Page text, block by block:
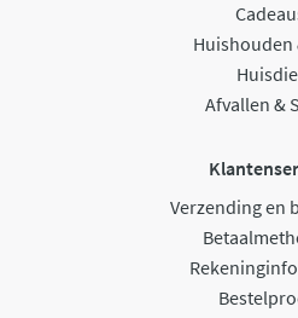
Huishouden
Afvallen &
Verzending en